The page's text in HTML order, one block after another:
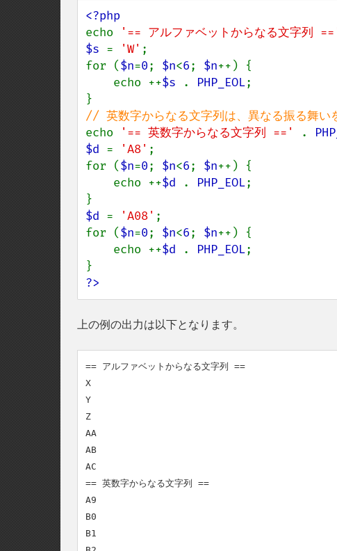
echo
'== アルファベットからなる文字列
$s = 'W' ;
for ($n=0; $n<6; $n++) {
    echo ++
$s . PHP_EOL;
echo
'== 英数字からなる文字列 ==' .
$d = 'A8' ;
for ($n=0; $n<6; $n++) {
    echo ++
$d . PHP_EOL;
$d = 'A08' ;
for ($n=0; $n<6; $n++) {
    echo ++
$d . PHP_EOL;
?>
上の例の出力は以下となります。
== アルファベットからなる文字列 ==
X
Y
Z
AA
AB
AC
== 英数字からなる文字列 ==
A9
B0
B1